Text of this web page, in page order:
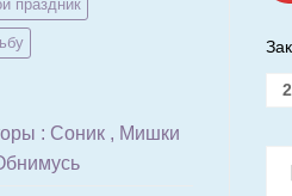
праздник
: Соник , Мишки